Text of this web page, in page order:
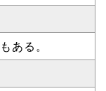
ある。